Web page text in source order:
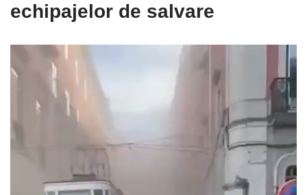
echipajelor de salvare